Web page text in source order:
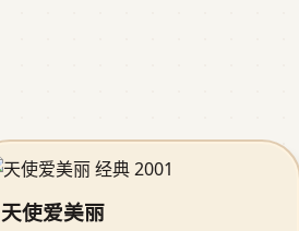
天使爱美丽